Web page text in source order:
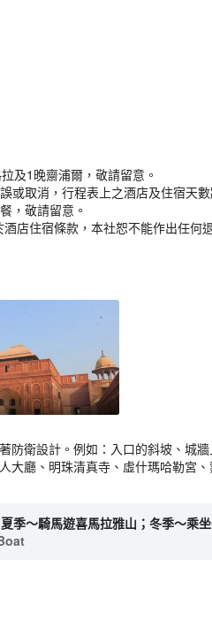
及1晚齋浦爾，敬請留意。
取消，行程表上之酒店及住宿天
，敬請留意。
店住宿條款，本社恕不能作出任何
防衛設計。例如：入口的斜坡、城
廳、明珠清真寺、虛什瑪哈勒宮、
季～騎馬遊喜馬拉雅山；冬季～乘